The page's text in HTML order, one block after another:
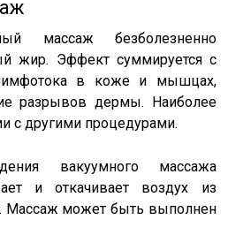
массаж безболезненно
жир. Эффект суммируется с
в коже и мышцах,
разрывов дермы. Наиболее
с другими процедурами.
вакуумного массажа
и откачивает воздух из
Массаж может быть выполнен